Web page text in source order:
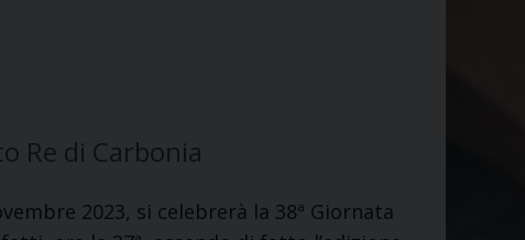
Re di Carbonia
2023, si celebrerà la 38ª Giornata